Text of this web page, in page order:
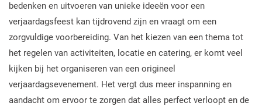
bedenken en uitvoeren van unieke ideeën voor een
verjaardagsfeest kan tijdrovend zijn en vraagt om een
zorgvuldige voorbereiding. Van het kiezen van een thema tot
het regelen van activiteiten, locatie en catering, er komt veel
kijken bij het organiseren van een origineel
verjaardagsevenement. Het vergt dus meer inspanning en
aandacht om ervoor te zorgen dat alles perfect verloopt en de